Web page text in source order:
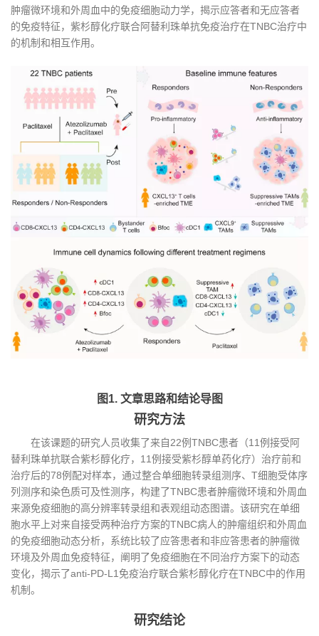
肿瘤微环境和外周血中的免疫细胞动力学，揭示应答者和无应答者
的免疫特征，紫杉醇化疗联合阿替利珠单抗免疫治疗在TNBC治疗中
的机制和相互作用。
图1. 文章思路和结论导图
研究方法
在该课题的研究人员收集了来自22例TNBC患者（11例接受阿
替利珠单抗联合紫杉醇化疗，11例接受紫杉醇单药化疗）治疗前和
治疗后的78例配对样本，通过整合单细胞转录组测序、T细胞受体序
列测序和染色质可及性测序，构建了TNBC患者肿瘤微环境和外周血
来源免疫细胞的高分辨率转录组和表观组动态图谱。该研究在单细
胞水平上对来自接受两种治疗方案的TNBC病人的肿瘤组织和外周血
的免疫细胞动态分析，系统比较了应答患者和非应答患者的肿瘤微
环境及外周血免疫特征，阐明了免疫细胞在不同治疗方案下的动态
变化，揭示了anti-PD-L1免疫治疗联合紫杉醇化疗在TNBC中的作用
机制。
研究结论